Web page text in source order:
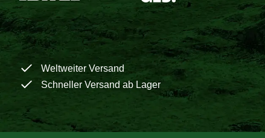
Weltweiter Versand
Schneller Versand ab Lager